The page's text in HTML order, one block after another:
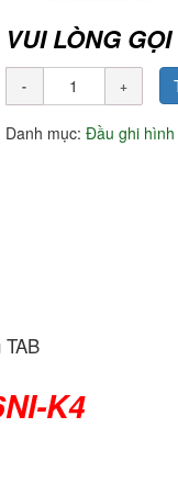
VUI LÒNG
Danh mục: Đầu ghi hình
K4